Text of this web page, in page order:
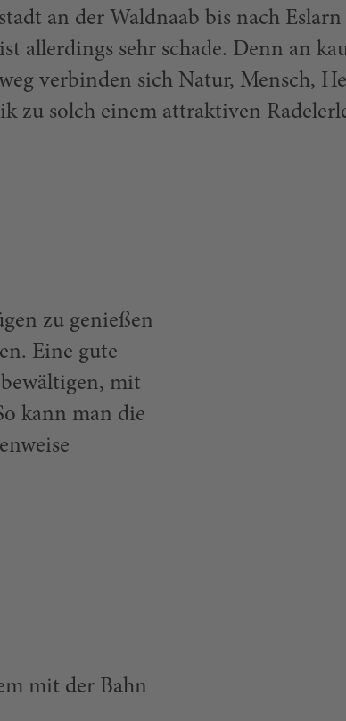
an der Waldnaab bis nach
allerdings sehr schade. Denn an
verbinden sich Natur, Mensch,
zu solch einem attraktiven
zu genießen
Eine gute
mit
kann man die
mit der Bahn